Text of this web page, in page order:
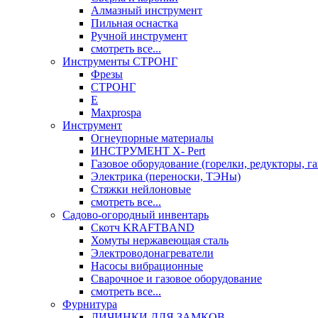
Алмазный инструмент
Пильная оснастка
Ручной инструмент
смотреть все...
Инструменты СТРОНГ
Фрезы
СТРОНГ
Е
Maxprospa
Инструмент
Огнеупорные материалы
ИНСТРУМЕНТ X- Pert
Газовое оборудование (горелки, редукторы,
Электрика (переноски, ТЭНы)
Стяжки нейлоновые
смотреть все...
Садово-огородный инвентарь
Скотч KRAFTBAND
Хомуты нержавеющая сталь
Электроводонагреватели
Насосы вибрационные
Сварочное и газовое оборудование
смотреть все...
Фурнитура